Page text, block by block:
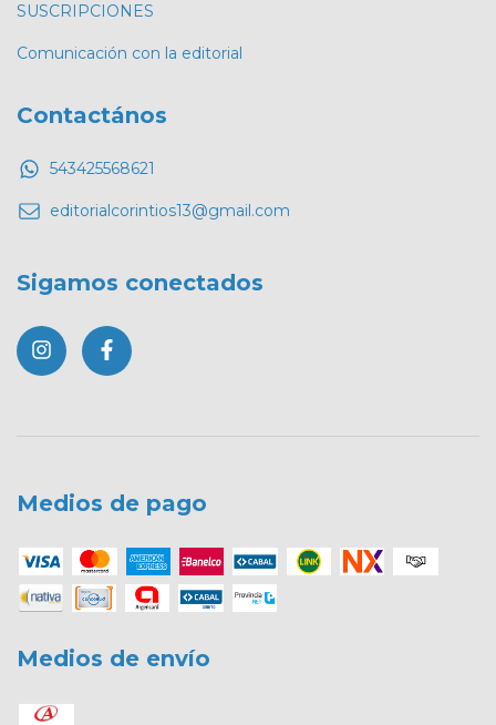
SUSCRIPCIONES
Comunicación con la editorial
Contactános
543425568621
editorialcorintios13@gmail.com
Sigamos conectados
Medios de pago
Medios de envío